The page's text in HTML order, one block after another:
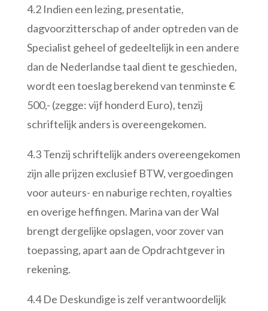
4.2 Indien een lezing, presentatie,
dagvoorzitterschap of ander optreden van de
Specialist geheel of gedeeltelijk in een andere
dan de Nederlandse taal dient te geschieden,
wordt een toeslag berekend van tenminste €
500,- (zegge: vijf honderd Euro), tenzij
schriftelijk anders is overeengekomen.
4.3 Tenzij schriftelijk anders overeengekomen
zijn alle prijzen exclusief BTW, vergoedingen
voor auteurs- en naburige rechten, royalties
en overige heffingen. Marina van der Wal
brengt dergelijke opslagen, voor zover van
toepassing, apart aan de Opdrachtgever in
rekening.
4.4 De Deskundige is zelf verantwoordelijk